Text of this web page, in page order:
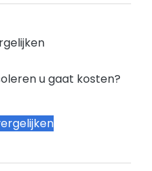
u gaat kosten?